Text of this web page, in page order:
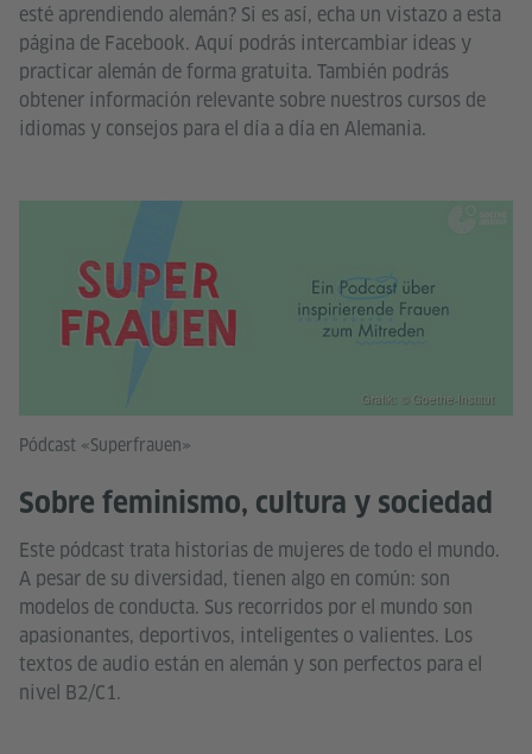
esté aprendiendo alemán? Si es así, echa un vistazo a esta
página de Facebook. Aquí podrás intercambiar ideas y
practicar alemán de forma gratuita. También podrás
obtener información relevante sobre nuestros cursos de
idiomas y consejos para el día a día en Alemania.
Pódcast «Superfrauen»
Sobre feminismo, cultura y sociedad
Este pódcast trata historias de mujeres de todo el mundo.
A pesar de su diversidad, tienen algo en común: son
modelos de conducta. Sus recorridos por el mundo son
apasionantes, deportivos, inteligentes o valientes. Los
textos de audio están en alemán y son perfectos para el
nivel B2/C1.
Grafik: © Goethe-Institut